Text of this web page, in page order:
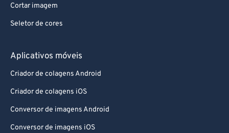
Cortar imagem
Seletor de cores
Aplicativos móveis
Criador de colagens Android
Criador de colagens iOS
Conversor de imagens Android
Conversor de imagens iOS